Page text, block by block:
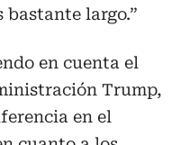
largo.”
en cuenta el
Trump,
en el